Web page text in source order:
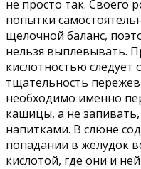
не просто так. Своего
попытки
щелочной баланс,
нельзя выплевывать.
кислотностью
тщательность
необходимо именно
кашицы, а не
напитками. В слюне
попадании в желудок
кислотой, где они и